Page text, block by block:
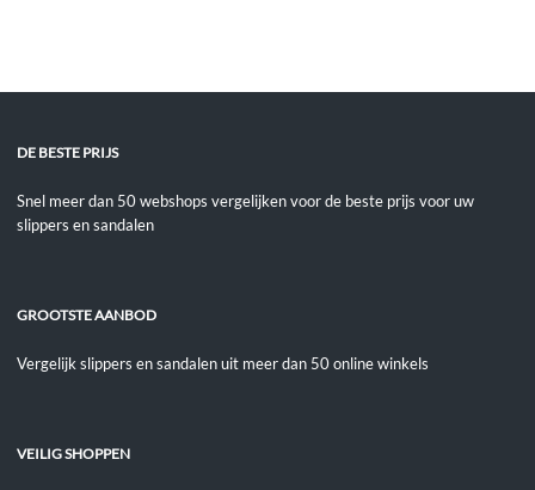
DE BESTE PRIJS
Snel meer dan 50 webshops vergelijken voor de beste prijs voor uw
slippers en sandalen
GROOTSTE AANBOD
Vergelijk slippers en sandalen uit meer dan 50 online winkels
VEILIG SHOPPEN